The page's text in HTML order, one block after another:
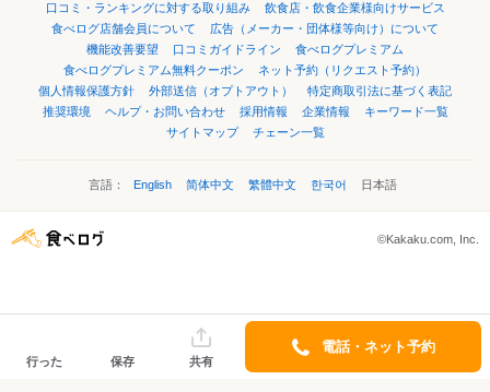
口コミ・ランキングに対する取り組み
飲食店・飲食企業様向けサービス
食べログ店舗会員について
広告（メーカー・団体様等向け）について
機能改善要望
口コミガイドライン
食べログプレミアム
食べログプレミアム無料クーポン
ネット予約（リクエスト予約）
個人情報保護方針
外部送信（オプトアウト）
特定商取引法に基づく表記
推奨環境
ヘルプ・お問い合わせ 採用情報 企業情報
キーワード一覧
サイトマップ
チェーン一覧
言語： English 简体中文 繁體中文 한국어 日本語
©Kakaku.com, Inc.
行った 保存 共有
電話・ネット予約